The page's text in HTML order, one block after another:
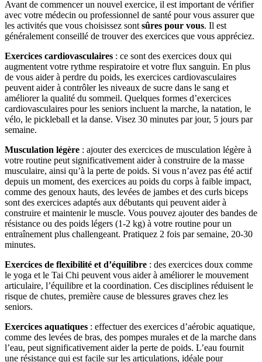
Avant de commencer un nouvel exercice, il est important de vérifier
avec votre médecin ou professionnel de santé pour vous assurer que
les activités que vous choisissez sont sûres pour vous. Il est
généralement conseillé de trouver des exercices que vous appréciez.
Exercices cardiovasculaires : ce sont des exercices doux qui
augmentent votre rythme respiratoire et votre flux sanguin. En plus
de vous aider à perdre du poids, les exercices cardiovasculaires
peuvent aider à contrôler les niveaux de sucre dans le sang et
améliorer la qualité du sommeil. Quelques formes d’exercices
cardiovasculaires pour les seniors incluent la marche, la natation, le
vélo, le pickleball et la danse. Visez 30 minutes par jour, 5 jours par
semaine.
Musculation légère : ajouter des exercices de musculation légère à
votre routine peut significativement aider à construire de la masse
musculaire, ainsi qu’à la perte de poids. Si vous n’avez pas été actif
depuis un moment, des exercices au poids du corps à faible impact,
comme des genoux hauts, des levées de jambes et des curls biceps
sont des exercices adaptés aux débutants qui peuvent aider à
construire et maintenir le muscle. Vous pouvez ajouter des bandes de
résistance ou des poids légers (1-2 kg) à votre routine pour un
entraînement plus challengeant. Pratiquez 2 fois par semaine, 20-30
minutes.
Exercices de flexibilité et d’équilibre : des exercices doux comme
le yoga et le Tai Chi peuvent vous aider à améliorer le mouvement
articulaire, l’équilibre et la coordination. Ces disciplines réduisent le
risque de chutes, première cause de blessures graves chez les
seniors.
Exercices aquatiques : effectuer des exercices d’aérobic aquatique,
comme des levées de bras, des pompes murales et de la marche dans
l’eau, peut significativement aider la perte de poids. L’eau fournit
une résistance qui est facile sur les articulations, idéale pour